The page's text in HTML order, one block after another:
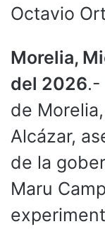
Octavio
Morelia,
del 2026.-
de
Alcázar,
de la
Maru